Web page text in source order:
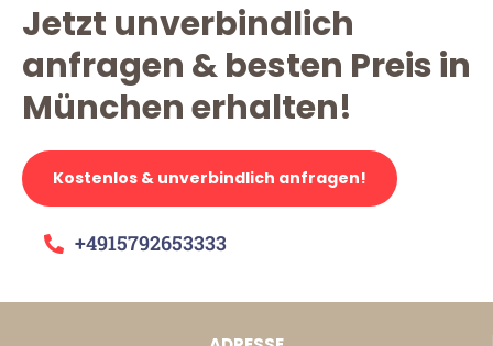
Jetzt unverbindlich
anfragen & besten Preis in
München erhalten!
Kostenlos & unverbindlich anfragen!
+4915792653333